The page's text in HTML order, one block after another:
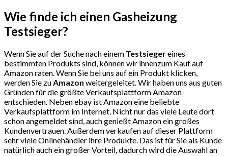
Wie finde ich einen Gasheizung
Testsieger?
Wenn Sie auf der Suche nach einem Testsiegereines
bestimmten Produkts sind, können wir ihnenzum Kauf auf
Amazon raten. Wenn Sie bei uns auf ein Produkt klicken,
werden Sie zuAmazon weitergeleitet. Wir haben uns aus guten
Gründen für die größte Verkaufsplattform Amazon
entschieden. Neben ebay ist Amazon eine beliebte
Verkaufsplattform im Internet. Nicht nur das viele Leute dort
schon angemeldet sind, auch genießt Amazon ein großes
Kundenvertrauen. Außerdem verkaufen auf dieser Plattform
sehr viele Onlinehändler ihre Produkte. Das ist für Sie als Kunde
natürlich auch ein großer Vorteil, dadurch wird die Auswahl an